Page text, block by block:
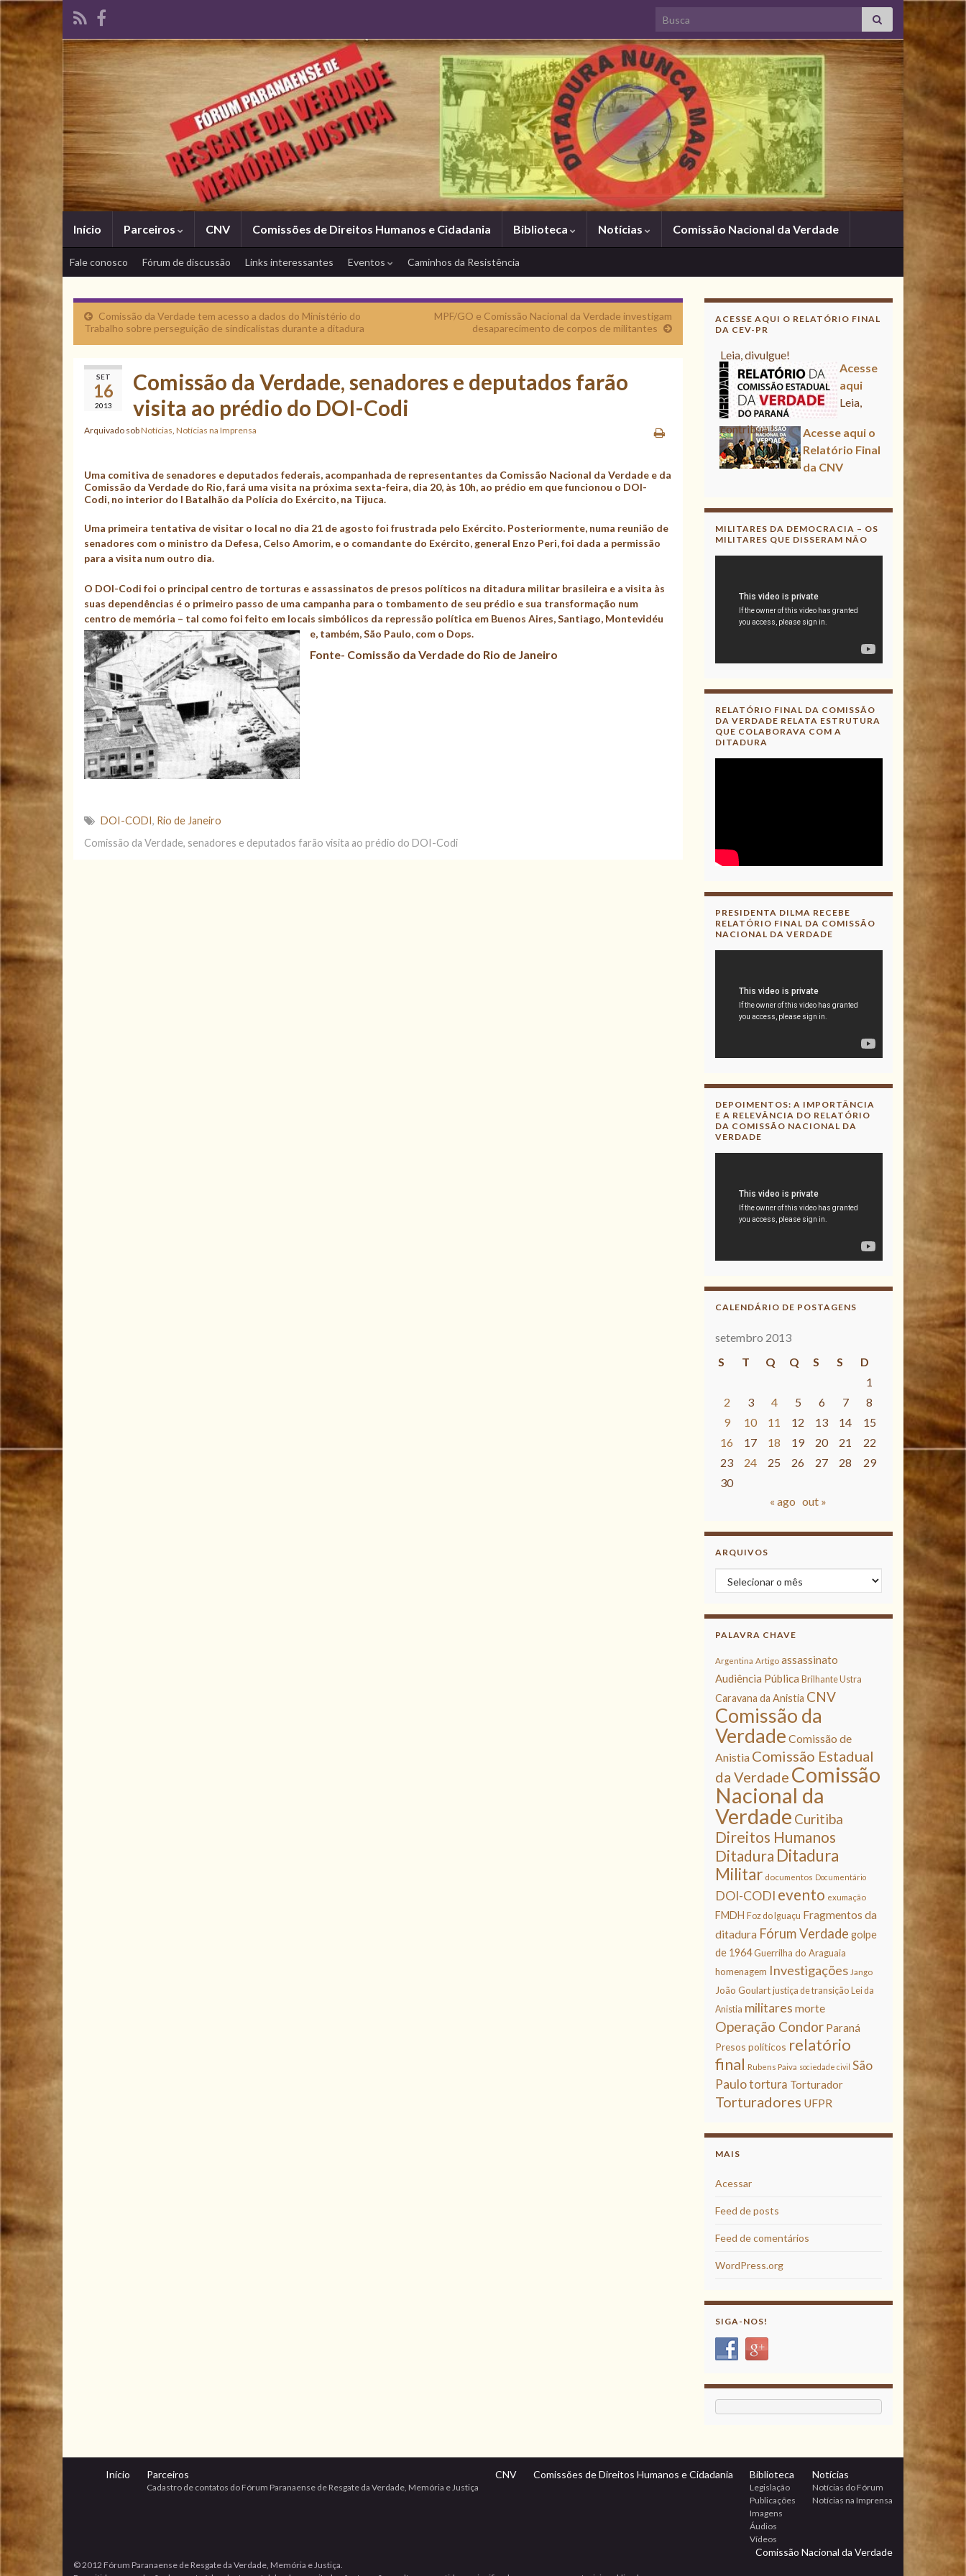
Search for:
Início Parceiros CNV Comissões de Direitos Humanos e Cidadania Biblioteca Notícias Comissão Nacional da Verdade
Fale conosco Fórum de discussão Links interessantes Eventos Caminhos da Resistência
Comissão da Verdade tem acesso a dados do Ministério do
Trabalho sobre perseguição de sindicalistas durante a ditadura
MPF/GO e Comissão Nacional da Verdade investigam
desaparecimento de corpos de militantes
SET
16
2013
Comissão da Verdade, senadores e deputados farão
visita ao prédio do DOI-Codi
Arquivado sobNotícias, Notícias na Imprensa
Uma comitiva de senadores e deputados federais, acompanhada de representantes da Comissão Nacional da Verdade e da
Comissão da Verdade do Rio, fará uma visita na próxima sexta-feira, dia 20, às 10h, ao prédio em que funcionou o DOI-
Codi, no interior do I Batalhão da Polícia do Exército, na Tijuca.
Uma primeira tentativa de visitar o local no dia 21 de agosto foi frustrada pelo Exército. Posteriormente, numa reunião de
senadores com o ministro da Defesa, Celso Amorim, e o comandante do Exército, general Enzo Peri, foi dada a permissão
para a visita num outro dia.
O DOI-Codi foi o principal centro de torturas e assassinatos de presos políticos na ditadura militar brasileira e a visita às
suas dependências é o primeiro passo de uma campanha para o tombamento de seu prédio e sua transformação num
centro de memória – tal como foi feito em locais simbólicos da repressão política em Buenos Aires, Santiago, Montevidéu
e, também, São Paulo, com o Dops.
Fonte- Comissão da Verdade do Rio de Janeiro
DOI-CODI, Rio de Janeiro
Comissão da Verdade, senadores e deputados farão visita ao prédio do DOI-Codi
ACESSE AQUI O RELATÓRIO FINAL
DA CEV-PR
Acesse aqui
Leia, contribua !
Acesse aqui o Relatório Final
da CNV
Leia, divulgue!
Leia, contribua !
MILITARES DA DEMOCRACIA – OS
MILITARES QUE DISSERAM NÃO
RELATÓRIO FINAL DA COMISSÃO
DA VERDADE RELATA ESTRUTURA
QUE COLABORAVA COM A
DITADURA
PRESIDENTA DILMA RECEBE
RELATÓRIO FINAL DA COMISSÃO
NACIONAL DA VERDADE
DEPOIMENTOS: A IMPORTÂNCIA
E A RELEVÂNCIA DO RELATÓRIO
DA COMISSÃO NACIONAL DA
VERDADE
CALENDÁRIO DE POSTAGENS
setembro 2013
S
T Q Q S S
D
1
2
3 4 5 6 7
8
9
10 11 12 13 14
15
16
17 18 19 20 21
22
23
24 25 26 27 28
29
30
« ago out »
ARQUIVOS
Arquivos
PALAVRA CHAVE
Argentina Artigo assassinato
Audiência Pública Brilhante Ustra
Caravana da Anistia CNV
Comissão da
Verdade Comissão de
Anistia Comissão Estadual
da Verdade Comissão
Nacional da
Verdade Curitiba
Direitos Humanos
Ditadura Ditadura
Militar documentos Documentário
DOI-CODI evento exumação
FMDH Foz do Iguaçu Fragmentos da
ditadura Fórum Verdade golpe
de 1964 Guerrilha do Araguaia
homenagem Investigações Jango
João Goulart justiça de transição Lei da
Anistia militares morte
Operação Condor Paraná
Presos políticos relatório
final Rubens Paiva sociedade civil São
Paulotortura Torturador
Torturadores UFPR
MAIS
Acessar
Feed de posts
Feed de comentários
WordPress.org
SIGA-NOS!
Início Parceiros
Cadastro de contatos do Fórum Paranaense de Resgate da Verdade, Memória e Justiça
CNV Comissões de Direitos Humanos e Cidadania Biblioteca
Legislação
Publicações
Imagens
Áudios
Vídeos
Notícias
Notícias do Fórum
Notícias na Imprensa
Comissão Nacional da Verdade
© 2012 Fórum Paranaense de Resgate da Verdade, Memória e Justiça.